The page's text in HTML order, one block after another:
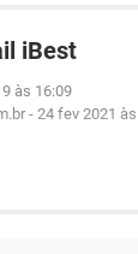
iBest
às 16:09
- 24 fev 2021